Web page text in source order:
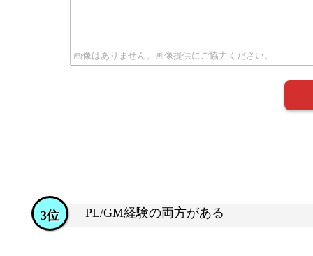
PL/GM経験の両方がある
3位